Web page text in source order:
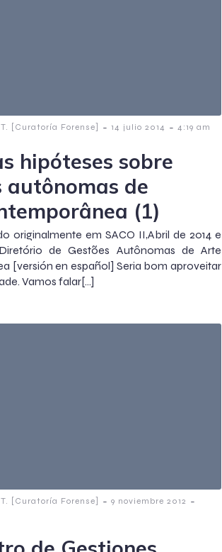
[Curatoría Forense] - 14 julio 2014 - 4:19 am
hipóteses sobre
autônomas de
(1)
originalmente em SACO II,Abril de 2014 e
de Gestões Autônomas de Arte
[versión en español] Seria bom aproveitar
Vamos falar[…]
[Curatoría Forense] - 9 noviembre 2012 -